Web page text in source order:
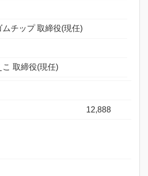
チップ 取締役(現任)
取締役(現任)
12,888